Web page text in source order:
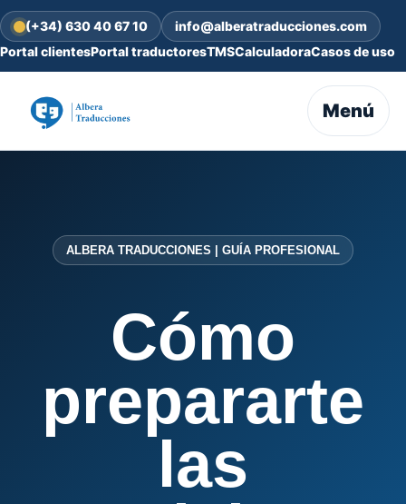
(+34) 630 40 67 10
info@alberatraducciones.com
Portal clientesPortal traductoresTMSCalculadoraCasos de uso
Menú
ALBERA TRADUCCIONES | GUÍA PROFESIONAL
Cómo
prepararte
las